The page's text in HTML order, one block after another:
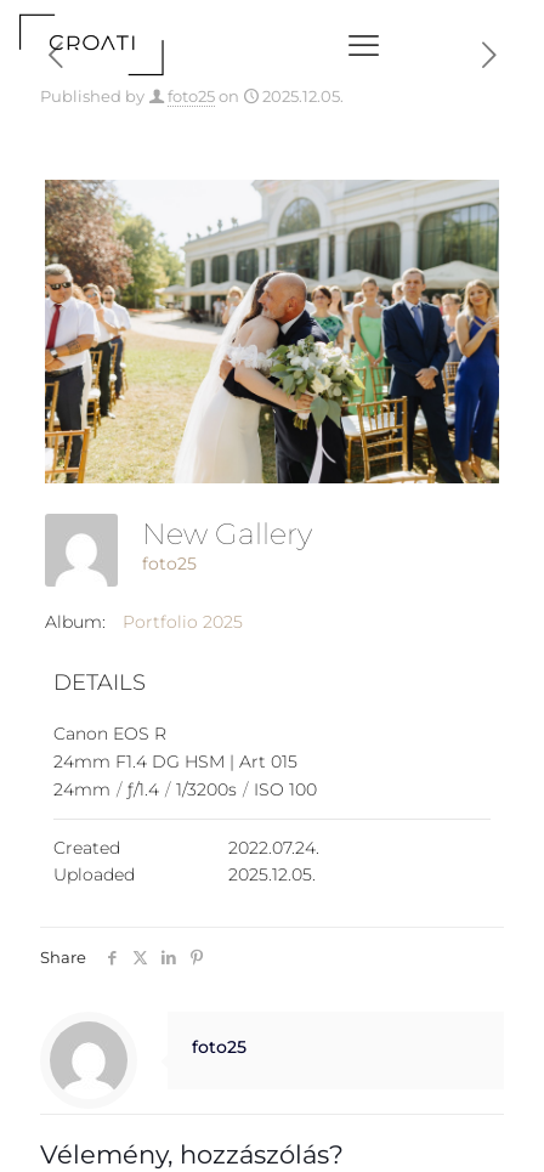
Published by foto25on 2025.12.05.
New Gallery
foto25
Album: Portfolio 2025
DETAILS
Canon EOS R
24mm F1.4 DG HSM | Art 015
24mm / ƒ/1.4 / 1/3200s / ISO 100
Created
2022.07.24.
Uploaded
2025.12.05.
Share
foto25
Vélemény, hozzászólás?